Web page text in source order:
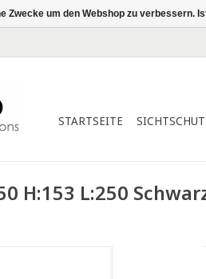
STARTSEITE
H:153 L:250
Zwecke um den Webshop zu verbessern.